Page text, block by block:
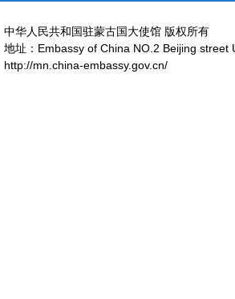
中华人民共和国驻蒙古国大使馆 版权所有
地址：Embassy of China NO.2 Beijing street
http://mn.china-embassy.gov.cn/